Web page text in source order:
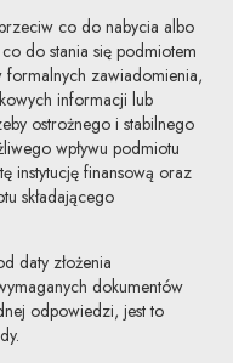
co do nabycia albo
do stania się podmiotem
zawiadomienia,
informacji lub
ostrożnego i stabilnego
wpływu podmiotu
instytucję finansową oraz
składającego
daty złożenia
dokumentów
odpowiedzi, jest to